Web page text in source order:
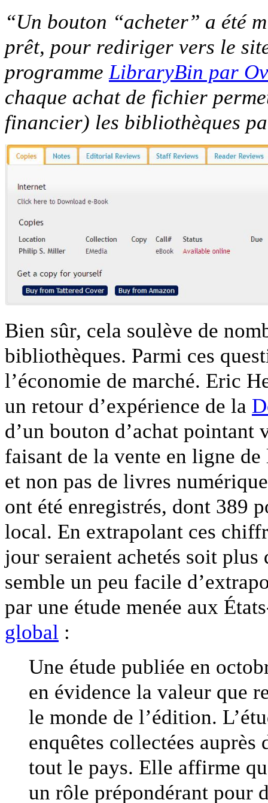
“Un bouton “acheter” a été
prêt, pour rediriger vers le
programmeLibraryBin par
chaque achat de fichier
financier) les bibliothèques
Bien sûr, cela soulève de
bibliothèques. Parmi ces
l’économie de marché. Eric
un retour d’expérience de la
d’un bouton d’achat
faisant de la vente en ligne
et non pas de livres
ont été enregistrés, dont 389
local. En extrapolant ces
jour seraient achetés soit
semble un peu facile
par une étude menée aux
global :
Une étude publiée en
en évidence la valeur que
le monde de l’édition.
enquêtes collectées auprès
tout le pays. Elle affirme
un rôle prépondérant pour